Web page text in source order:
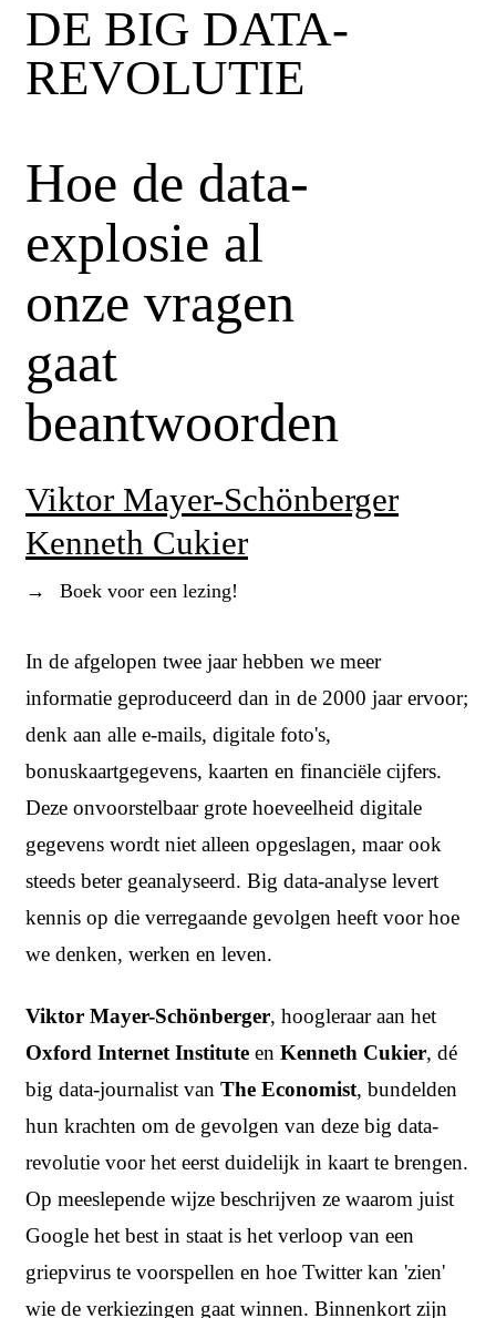
DE BIG DATA-
REVOLUTIE
Hoe de data-
explosie al
onze vragen
gaat
beantwoorden
Viktor Mayer-Schönberger
Kenneth Cukier
→ Boek voor een lezing!
In de afgelopen twee jaar hebben we meer
informatie geproduceerd dan in de 2000 jaar ervoor;
denk aan alle e-mails, digitale foto's,
bonuskaartgegevens, kaarten en financiële cijfers.
Deze onvoorstelbaar grote hoeveelheid digitale
gegevens wordt niet alleen opgeslagen, maar ook
steeds beter geanalyseerd. Big data-analyse levert
kennis op die verregaande gevolgen heeft voor hoe
we denken, werken en leven.
Viktor Mayer-Schönberger, hoogleraar aan het
Oxford Internet Institute en Kenneth Cukier, dé
big data-journalist van The Economist, bundelden
hun krachten om de gevolgen van deze big data-
revolutie voor het eerst duidelijk in kaart te brengen.
Op meeslepende wijze beschrijven ze waarom juist
Google het best in staat is het verloop van een
griepvirus te voorspellen en hoe Twitter kan 'zien'
wie de verkiezingen gaat winnen. Binnenkort zijn